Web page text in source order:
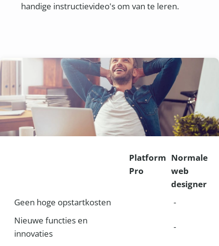
handige instructievideo's om van te leren.
Platform
Pro
Normale
web
designer
Geen hoge opstartkosten
-
Nieuwe functies en
innovaties
-